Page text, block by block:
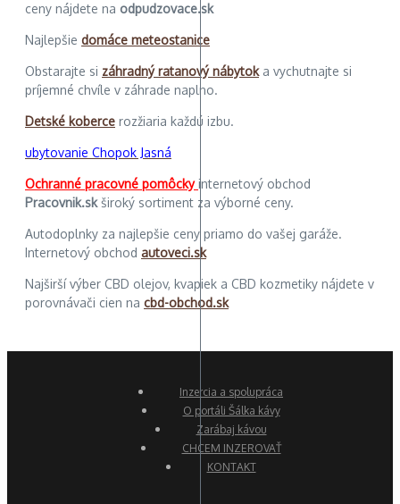
ceny nájdete na odpudzovace.sk
Najlepšie domáce meteostanice
Obstarajte si záhradný ratanový nábytoka vychutnajte si
príjemné chvíle v záhrade naplno.
Detské koberce rozžiaria každú izbu.
ubytovanie Chopok Jasná
Ochranné pracovné pomôckyinternetový obchod
Pracovnik.skširoký sortiment za výborné ceny.
Autodoplnky za najlepšie ceny priamo do vašej garáže.
Internetový obchod autoveci.sk
Najširší výber CBD olejov, kvapiek a CBD kozmetiky nájdete v
porovnávači cien na cbd-obchod.sk
Inzercia a spolupráca
O portáli Šálka kávy
Zarábaj kávou
CHCEM INZEROVAŤ
KONTAKT